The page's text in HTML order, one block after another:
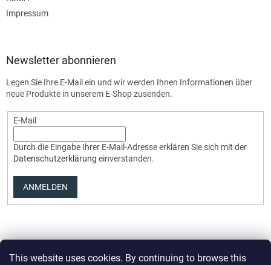
This website uses cookies. By continuing to browse this
Impressum
Newsletter abonnieren
Legen Sie Ihre E-Mail ein und wir werden Ihnen Informationen über
neue Produkte in unserem E-Shop zusenden.
E-Mail
Durch die Eingabe Ihrer E-Mail-Adresse erklären Sie sich mit der
Datenschutzerklärung einverstanden.
ANMELDEN